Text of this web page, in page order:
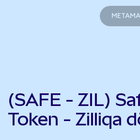
(SAFE - ZIL)
Token - Zilliqa